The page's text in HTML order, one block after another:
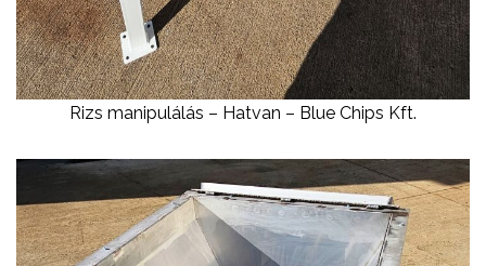
Rizs manipulálás – Hatvan – Blue Chips Kft.